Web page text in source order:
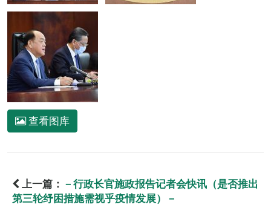
查看图库
上一篇： －行政长官施政报告记者会快讯（是否推出
第三轮纾困措施需视乎疫情发展）－